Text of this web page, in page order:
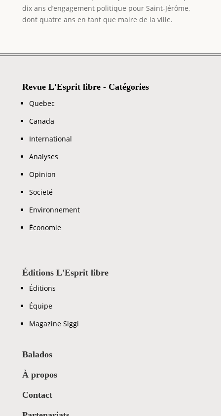
dix ans d’engagement politique pour Saint-Jérôme,
dont quatre ans en tant que maire de la ville.
Revue L'Esprit libre - Catégories
Quebec
Canada
International
Analyses
Opinion
Societé
Environnement
Économie
Éditions L'Esprit libre
Éditions
Équipe
Magazine Siggi
Balados
À propos
Contact